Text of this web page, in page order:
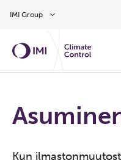
IMI Group
Kun